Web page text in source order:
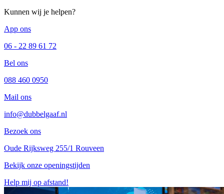
Kunnen wij je helpen?
App ons
06 - 22 89 61 72
Bel ons
088 460 0950
Mail ons
info@dubbelgaaf.nl
Bezoek ons
Oude Rijksweg 255/1 Rouveen
Bekijk onze openingstijden
Help mij op afstand!